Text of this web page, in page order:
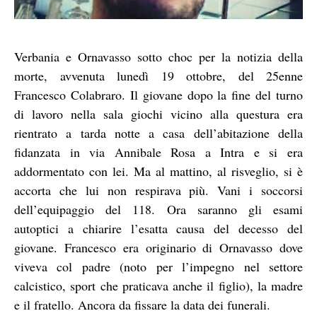
Verbania e Ornavasso sotto choc per la notizia della
morte, avvenuta lunedì 19 ottobre, del 25enne
Francesco Colabraro. Il giovane dopo la fine del turno
di lavoro nella sala giochi vicino alla questura era
rientrato a tarda notte a casa dell’abitazione della
fidanzata in via Annibale Rosa a Intra e si era
addormentato con lei. Ma al mattino, al risveglio, si è
accorta che lui non respirava più. Vani i soccorsi
dell’equipaggio del 118. Ora saranno gli esami
autoptici a chiarire l’esatta causa del decesso del
giovane. Francesco era originario di Ornavasso dove
viveva col padre (noto per l’impegno nel settore
calcistico, sport che praticava anche il figlio), la madre
e il fratello. Ancora da fissare la data dei funerali.